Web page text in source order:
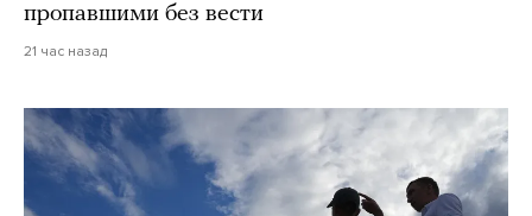
пропавшими без вести
21 час назад